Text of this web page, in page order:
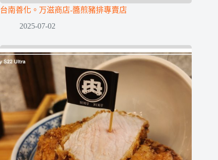
台南善化。万滋商店-醬煎豬排專賣店
2025-07-02